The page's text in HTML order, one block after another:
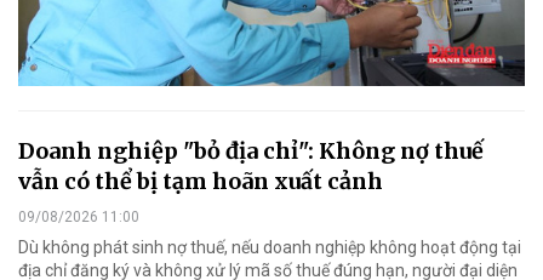
Doanh nghiệp "bỏ địa chỉ": Không nợ thuế
vẫn có thể bị tạm hoãn xuất cảnh
09/08/2026 11:00
Dù không phát sinh nợ thuế, nếu doanh nghiệp không hoạt động tại
địa chỉ đăng ký và không xử lý mã số thuế đúng hạn, người đại diện